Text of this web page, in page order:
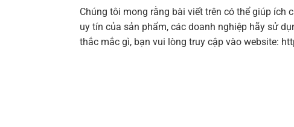
Chúng tôi mong rằng bài viết trên có thể giúp
uy tín của sản phẩm, các doanh nghiệp hãy sử
thắc mắc gì, bạn vui lòng truy cập vào website: